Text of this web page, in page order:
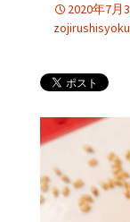
2020年7月